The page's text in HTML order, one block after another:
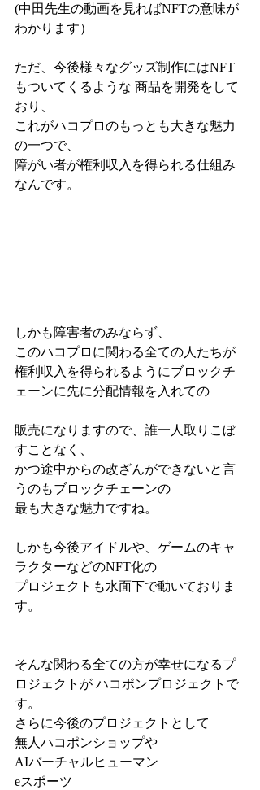
(中田先生の動画を見ればNFTの意味が
わかります）
ただ、今後様々なグッズ制作にはNFT
もついてくるような 商品を開発をして
おり、
これがハコプロのもっとも大きな魅力
の一つで、
障がい者が権利収入を得られる仕組み
なんです。
しかも障害者のみならず、
このハコプロに関わる全ての人たちが
権利収入を得られるようにブロックチ
ェーンに先に分配情報を入れての
販売になりますので、誰一人取りこぼ
すことなく、
かつ途中からの改ざんができないと言
うのもブロックチェーンの
最も大きな魅力ですね。
しかも今後アイドルや、ゲームのキャ
ラクターなどのNFT化の
プロジェクトも水面下で動いておりま
す。
そんな関わる全ての方が幸せになるプ
ロジェクトが ハコポンプロジェクトで
す。
さらに今後のプロジェクトとして
無人ハコポンショップや
AIバーチャルヒューマン
eスポーツ